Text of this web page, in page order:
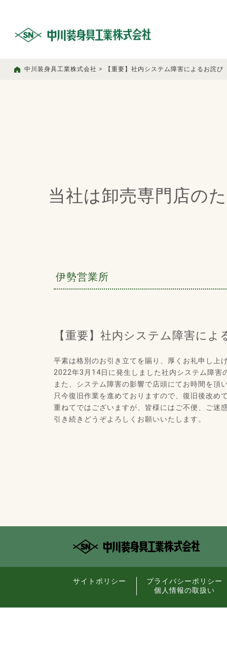
中川装身具工業株式会社 > 【重要】社内システム障害によるお詫び
当社は卸売専門店の
伊勢営業所
【重要】社内システム障害によ
平素は格別のお引き立てを賜り、厚くお礼申し上
2022年3月14日に発生しました社内システム障害
また、システム障害の影響で店頭にてお時間を
只今復旧作業を進めておりますので、復旧後改め
重ねてではございますが、皆様にはご不便、ご迷
引き続きどうぞよろしくお願いいたします。
サイトポリシー
プライバシーポリシー
個人情報の取扱い